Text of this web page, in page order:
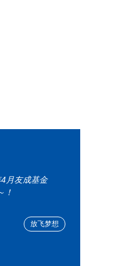
月友成基金
！
放飞梦想